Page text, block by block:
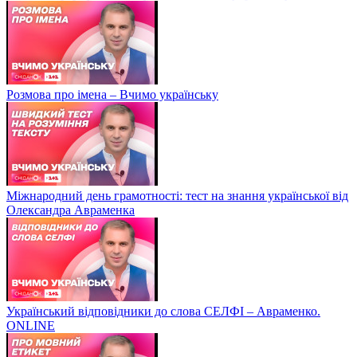
Розмова про імена – Вчимо українську
Міжнародний день грамотності: тест на знання української від
Олександра Авраменка
Український відповідники до слова СЕЛФІ – Авраменко.
ONLINE